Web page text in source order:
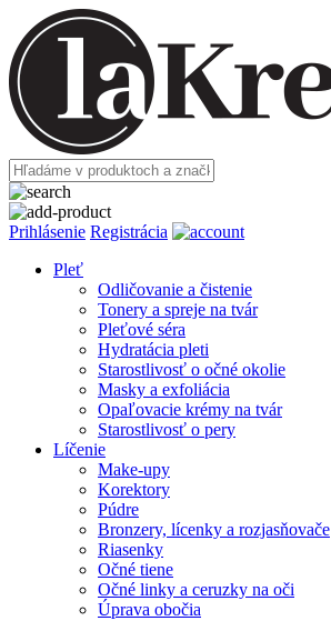
Prihlásenie Registrácia
Pleť
Odličovanie a čistenie
Tonery a spreje na tvár
Pleťové séra
Hydratácia pleti
Starostlivosť o očné okolie
Masky a exfoliácia
Opaľovacie krémy na tvár
Starostlivosť o pery
Líčenie
Make-upy
Korektory
Púdre
Bronzery, lícenky a rozjasňovače
Riasenky
Očné tiene
Očné linky a ceruzky na oči
Úprava obočia